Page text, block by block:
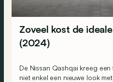
Zoveel kost de
(2024)
De Nissan Qashqai kreeg
niet enkel een nieuwe look